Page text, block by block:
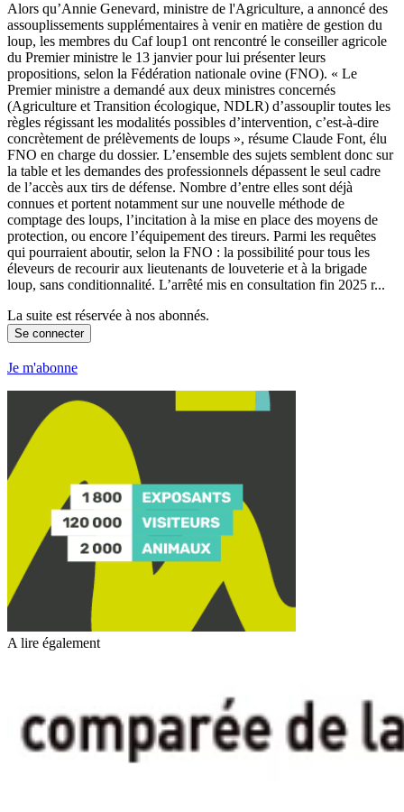
Alors qu’Annie Genevard, ministre de l'Agriculture, a annoncé des
assouplissements supplémentaires à venir en matière de gestion du
loup, les membres du Caf loup1 ont rencontré le conseiller agricole
du Premier ministre le 13 janvier pour lui présenter leurs
propositions, selon la Fédération nationale ovine (FNO). « Le
Premier ministre a demandé aux deux ministres concernés
(Agriculture et Transition écologique, NDLR) d’assouplir toutes les
règles régissant les modalités possibles d’intervention, c’est-à-dire
concrètement de prélèvements de loups », résume Claude Font, élu
FNO en charge du dossier. L’ensemble des sujets semblent donc sur
la table et les demandes des professionnels dépassent le seul cadre
de l’accès aux tirs de défense. Nombre d’entre elles sont déjà
connues et portent notamment sur une nouvelle méthode de
comptage des loups, l’incitation à la mise en place des moyens de
protection, ou encore l’équipement des tireurs. Parmi les requêtes
qui pourraient aboutir, selon la FNO : la possibilité pour tous les
éleveurs de recourir aux lieutenants de louveterie et à la brigade
loup, sans conditionnalité. L’arrêté mis en consultation fin 2025 r...
La suite est réservée à nos abonnés.
Se connecter
Je m'abonne
A lire également